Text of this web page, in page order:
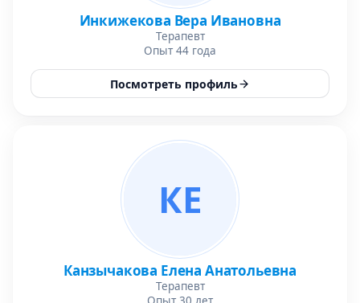
Инкижекова Вера Ивановна
Терапевт
Опыт 44 года
Посмотреть профиль
КЕ
Канзычакова Елена Анатольевна
Терапевт